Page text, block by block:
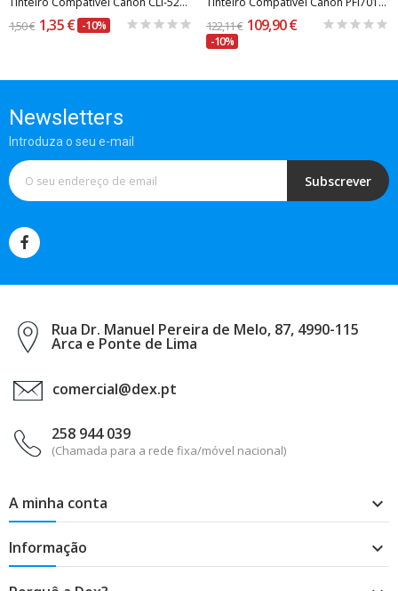
1,50 € 1,35 € -10% 122,11 € 109,90 €
-10%
Newsletters
Introduza o seu e-mail
Subscrever
Rua Dr. Manuel Pereira de Melo, 87, 4990-115
Arca e Ponte de Lima
comercial@dex.pt
258 944 039
(Chamada para a rede fixa/móvel nacional)
A minha conta 
Informação 